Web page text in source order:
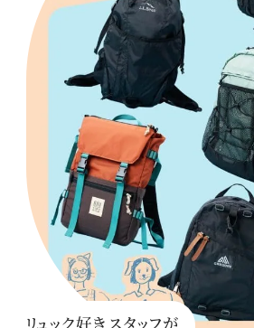
リュック好きスタッフが